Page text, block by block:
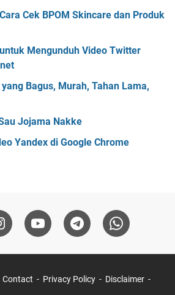
Cek BPOM Skincare dan Produk
Mengunduh Video Twitter
Bagus, Murah, Tahan Lama,
Jojama Nakke
Yandex di Google Chrome
Contact Privacy Policy Disclaimer